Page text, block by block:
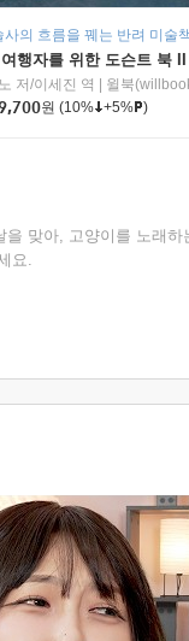
사의 흐름을 꿰는 반려 미술
행자를 위한 도슨트 북 II
저/이세진 역
윌북
원 (10% +5% )
을 맞아, 고양이를 노래하
요.